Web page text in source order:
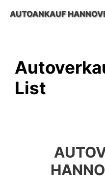
InhaltAUTOANKAUF
List